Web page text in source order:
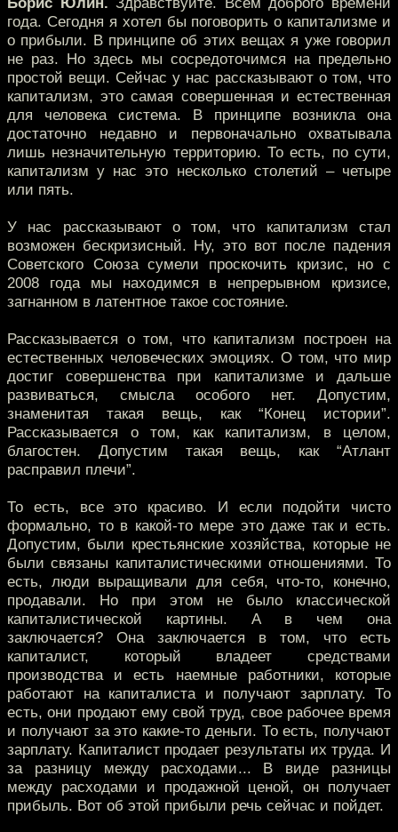
года. Сегодня я хотел бы поговорить о капитализме и
о прибыли. В принципе об этих вещах я уже говорил
не раз. Но здесь мы сосредоточимся на предельно
простой вещи. Сейчас у нас рассказывают о том, что
капитализм, это самая совершенная и естественная
для человека система. В принципе возникла она
достаточно недавно и первоначально охватывала
лишь незначительную территорию. То есть, по сути,
капитализм у нас это несколько столетий – четыре
или пять.
У нас рассказывают о том, что капитализм стал
возможен бескризисный. Ну, это вот после падения
Советского Союза сумели проскочить кризис, но с
2008 года мы находимся в непрерывном кризисе,
загнанном в латентное такое состояние.
Рассказывается о том, что капитализм построен на
естественных человеческих эмоциях. О том, что мир
достиг совершенства при капитализме и дальше
развиваться, смысла особого нет. Допустим,
знаменитая такая вещь, как “Конец истории”.
Рассказывается о том, как капитализм, в целом,
благостен. Допустим такая вещь, как “Атлант
расправил плечи”.
То есть, все это красиво. И если подойти чисто
формально, то в какой-то мере это даже так и есть.
Допустим, были крестьянские хозяйства, которые не
были связаны капиталистическими отношениями. То
есть, люди выращивали для себя, что-то, конечно,
продавали. Но при этом не было классической
капиталистической картины. А в чем она
заключается? Она заключается в том, что есть
капиталист, который владеет средствами
производства и есть наемные работники, которые
работают на капиталиста и получают зарплату. То
есть, они продают ему свой труд, свое рабочее время
и получают за это какие-то деньги. То есть, получают
зарплату. Капиталист продает результаты их труда. И
за разницу между расходами... В виде разницы
между расходами и продажной ценой, он получает
прибыль. Вот об этой прибыли речь сейчас и пойдет.